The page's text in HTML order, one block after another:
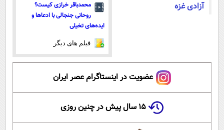
آزادی غزه
محمدباقر خرازی کیست؟
روحانی جنجالی با ادعاها و
ایده‌های تخیلی
فیلم های دیگر
عضویت در اینستاگرام عصر ایران
۱۵ سال پیش در چنین روزی